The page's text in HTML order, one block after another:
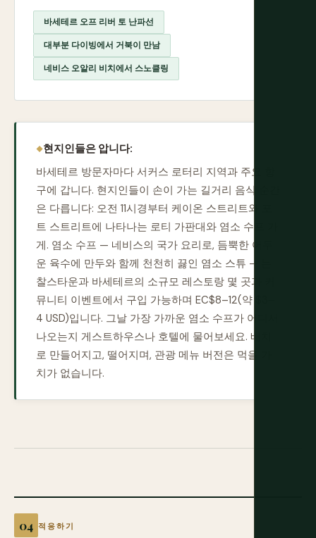
바세테르 오프 리버 토 난파선
대부분 다이빙에서 거북이 만남
네비스 오알리 비치에서 스노클링
현지인들은 압니다:
바세테르 방문자마다 서커스 로터리 지역과 주요 항
구에 갑니다. 현지인들이 손이 가는 길거리 음식 순간
은 다릅니다: 오전 11시경부터 케이온 스트리트와 포
트 스트리트에 나타나는 로티 가판대와 염소 수프 가
게. 염소 수프 — 네비스의 국가 요리로, 듬뿍한 어두
운 육수에 만두와 함께 천천히 끓인 염소 스튜 — 는
찰스타운과 바세테르의 소규모 레스토랑 몇 곳과 커
뮤니티 이벤트에서 구입 가능하며 EC$8–12(약 $3–
4 USD)입니다. 그날 가장 가까운 염소 수프가 어디서
나오는지 게스트하우스나 호텔에 물어보세요. 배치
로 만들어지고, 떨어지며, 관광 메뉴 버전은 먹을 가
치가 없습니다.
적응하기